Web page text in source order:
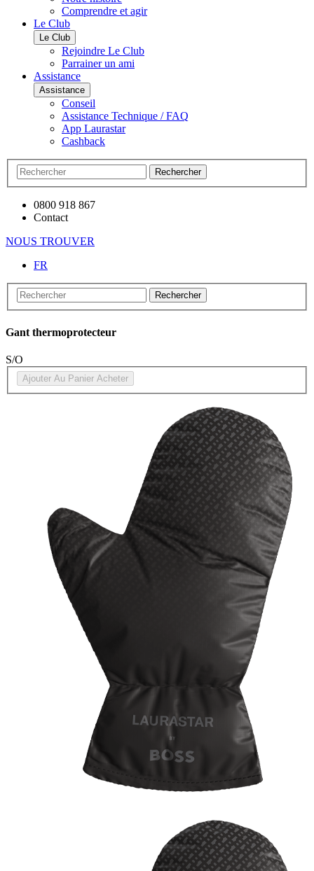
Comprendre et agir
Le Club
Le Club
Rejoindre Le Club
Parrainer un ami
Assistance
Assistance
Conseil
Assistance Technique / FAQ
App Laurastar
Cashback
Rechercher
0800 918 867
Contact
NOUS TROUVER
FR
Rechercher
Gant thermoprotecteur
S/O
Ajouter Au Panier Acheter